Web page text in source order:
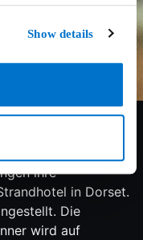
Show details
Drama
ihre
in Dorset.
Die
wird auf